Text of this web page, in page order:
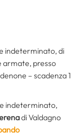
indeterminato, di
armate, presso
– scadenza 1
indeterminato,
di Valdagno